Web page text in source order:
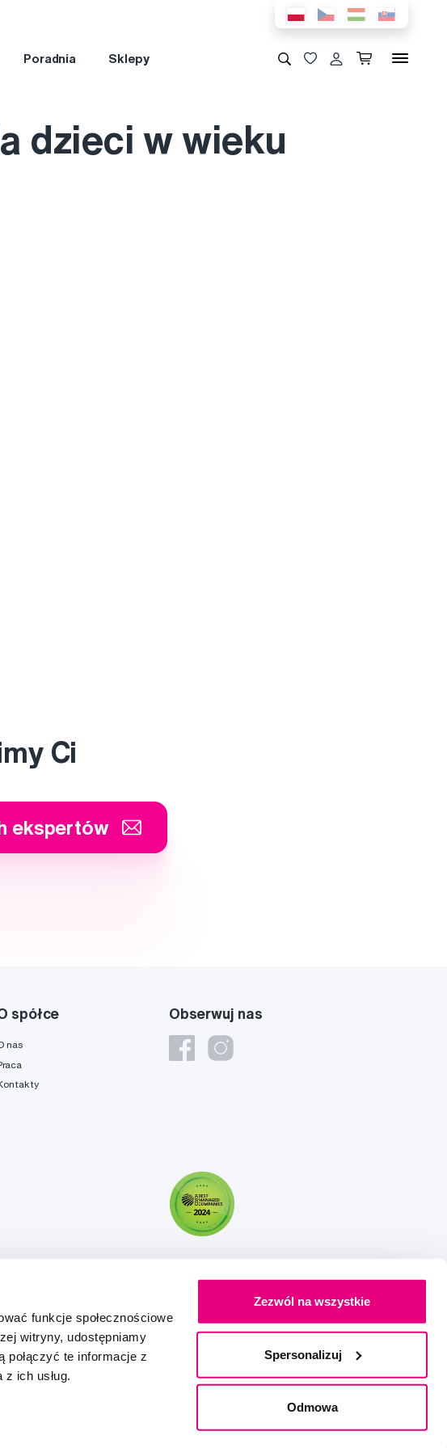
funkcje społecznościowe
witryny, udostępniamy
połączyć te informacje z
ich usług.
Zezwól na wszystkie
Spersonalizuj
Odmowa
Poradnia Sklepy
dzieci w wieku
Ci
ekspertów
Obserwuj nas
spółce
nas
soukromí a
Stworzony z miłościąIZON+2FRESH